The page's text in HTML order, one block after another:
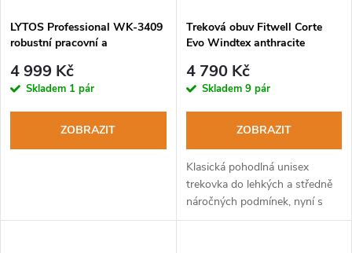
LYTOS Professional WK-3409
robustní pracovní a
4 999 Kč
Skladem 1 pár
ZOBRAZIT
Treková obuv Fitwell Corte
Evo Windtex anthracite
4 790 Kč
Skladem 9 pár
ZOBRAZIT
Klasická pohodlná unisex
trekovka do lehkých a středně
náročných podmínek, nyní s
novým typem podešve Vibram